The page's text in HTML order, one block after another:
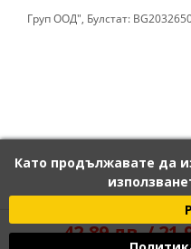
Като продължавате да
42,89 лв. /
Груп ООД", Булстат: